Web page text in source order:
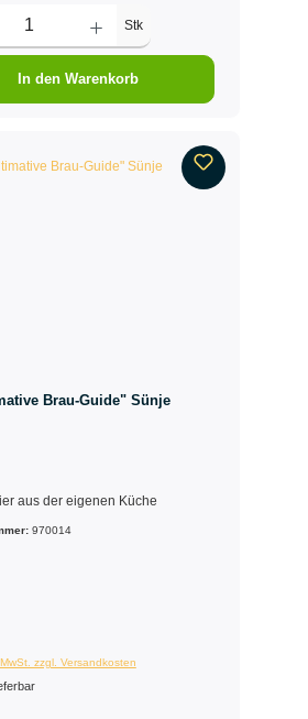
Stk
In den Warenkorb
Brau-Guide" Sünje
aus der eigenen Küche
970014
zzgl. Versandkosten